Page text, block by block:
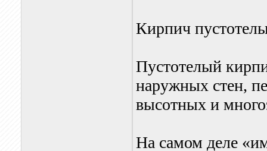
Кирпич
Пустотелый
наружных стен,
высотных и
На самом деле